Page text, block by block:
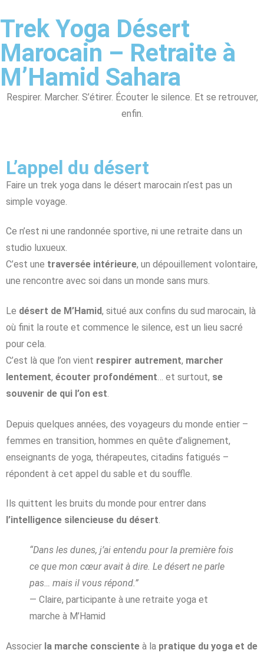
Trek Yoga Désert
Marocain – Retraite à
M’Hamid Sahara
Respirer. Marcher. S’étirer. Écouter le silence. Et se retrouver,
enfin.
L’appel du désert
Faire un trek yoga dans le désert marocain n’est pas un
simple voyage.
Ce n’est ni une randonnée sportive, ni une retraite dans un
studio luxueux.
C’est une traversée intérieure, un dépouillement volontaire,
une rencontre avec soi dans un monde sans murs.
Le désert de M’Hamid, situé aux confins du sud marocain, là
où finit la route et commence le silence, est un lieu sacré
pour cela.
C’est là que l’on vient respirer autrement, marcher
lentement, écouter profondément… et surtout, se
souvenir de qui l’on est.
Depuis quelques années, des voyageurs du monde entier –
femmes en transition, hommes en quête d’alignement,
enseignants de yoga, thérapeutes, citadins fatigués –
répondent à cet appel du sable et du souffle.
Ils quittent les bruits du monde pour entrer dans
l’intelligence silencieuse du désert.
“Dans les dunes, j’ai entendu pour la première fois
ce que mon cœur avait à dire. Le désert ne parle
pas… mais il vous répond.”
— Claire, participante à une retraite yoga et
marche à M’Hamid
Associer la marche consciente à la pratique du yoga et de